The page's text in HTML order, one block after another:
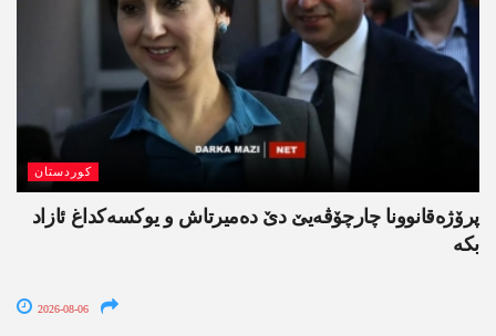
کوردستان
پرۆژەقانوونا چارچۆڤەیێ دێ دەمیرتاش و یوکسەکداغ ئازاد
بکە
2026-08-06